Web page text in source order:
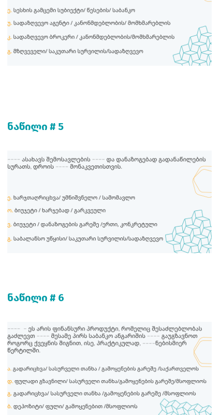
ნაწილი # 5
ნაწილი # 6